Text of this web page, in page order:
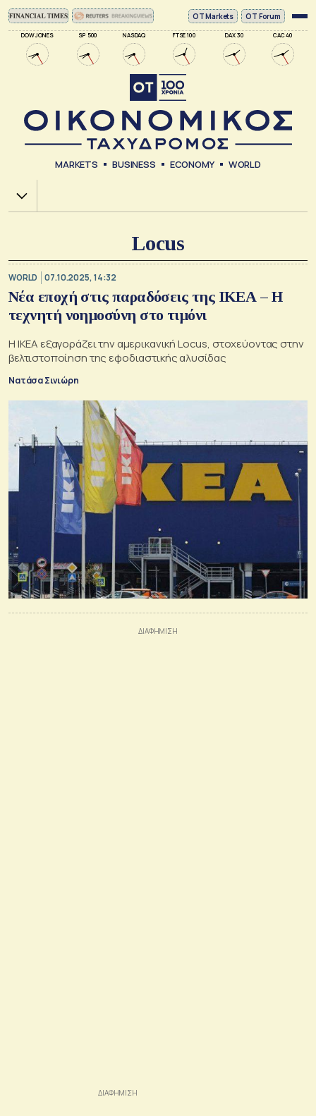
DOW JONES SP 500 NASDAQ FTSE 100 DAX 30 CAC 40
ΟΤ Markets OT Forum
MARKETS BUSINESS ECONOMY WORLD
Χ.Α.
Locus
WORLD 07.10.2025, 14:32
Νέα εποχή στις παραδόσεις της ΙΚΕΑ – Η
τεχνητή νοημοσύνη στο τιμόνι
Η ΙΚΕΑ εξαγοράζει την αμερικανική Locus, στοχεύοντας στην
βελτιστοποίηση της εφοδιαστικής αλυσίδας
Νατάσα Σινιώρη